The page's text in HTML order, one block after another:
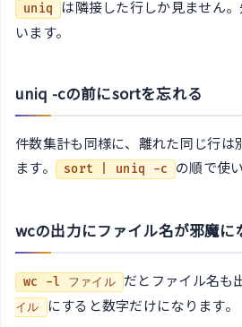
uniq は隣接した行しか見ません。
います。
uniq -cの前にsortを忘れる
件数集計も同様に、離れた同じ行は
ます。
sort | uniq -c の順で使
wcの出力にファイル名が邪魔に
wc -l ファイル だとファイル名も
イル
にすると数字だけになります。